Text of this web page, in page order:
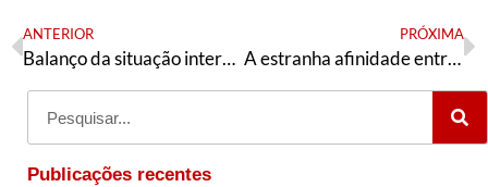
ANTERIOR
Balanço da situação interna, tarefas e composição da nova DNAE
PRÓXIMA
A estranha afinidade entre o chanceler Araújo e um texto publicado na página do PT
Publicações recentes